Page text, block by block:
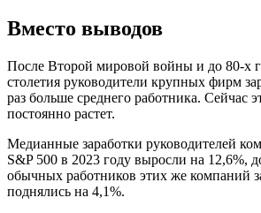
Вместо выводов
После Второй мировой войны и до 80-х
столетия руководители крупных фирм
раз больше среднего работника. Сейчас
постоянно растет.
Медианные заработки руководителей
S&P 500 в 2023 году выросли на 12,6%,
обычных работников этих же компаний
поднялись на 4,1%.